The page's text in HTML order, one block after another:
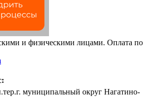
и физическими лицами. Оплата по
муниципальный округ Нагатино-